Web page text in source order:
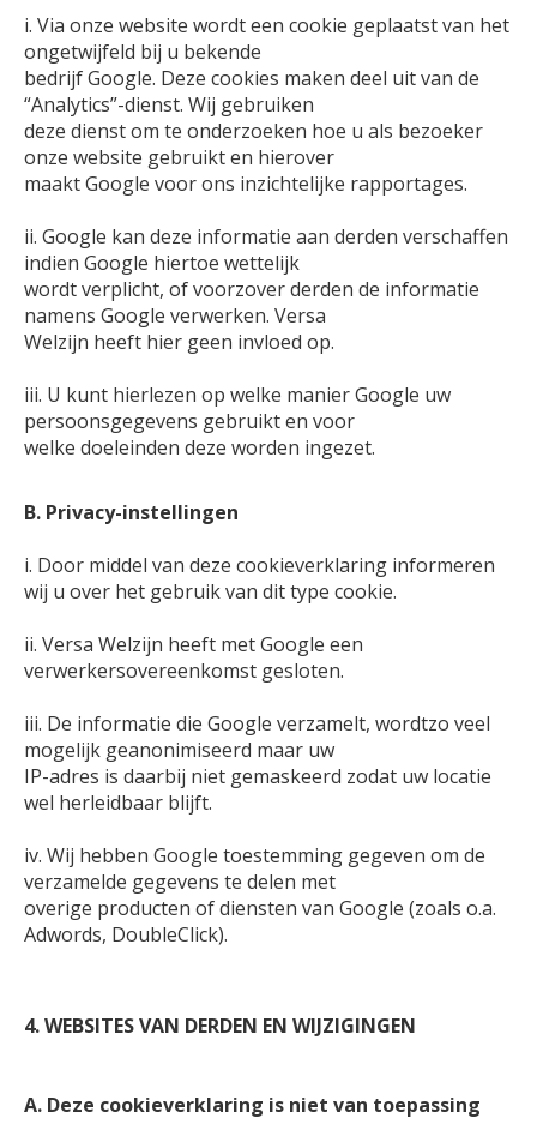
i. Via onze website wordt een cookie geplaatst van het
ongetwijfeld bij u bekende
bedrijf Google. Deze cookies maken deel uit van de
“Analytics”-dienst. Wij gebruiken
deze dienst om te onderzoeken hoe u als bezoeker
onze website gebruikt en hierover
maakt Google voor ons inzichtelijke rapportages.
ii. Google kan deze informatie aan derden verschaffen
indien Google hiertoe wettelijk
wordt verplicht, of voorzover derden de informatie
namens Google verwerken. Versa
Welzijn heeft hier geen invloed op.
iii. U kunt hierlezen op welke manier Google uw
persoonsgegevens gebruikt en voor
welke doeleinden deze worden ingezet.
B. Privacy-instellingen
i. Door middel van deze cookieverklaring informeren
wij u over het gebruik van dit type cookie.
ii. Versa Welzijn heeft met Google een
verwerkersovereenkomst gesloten.
iii. De informatie die Google verzamelt, wordtzo veel
mogelijk geanonimiseerd maar uw
IP-adres is daarbij niet gemaskeerd zodat uw locatie
wel herleidbaar blijft.
iv. Wij hebben Google toestemming gegeven om de
verzamelde gegevens te delen met
overige producten of diensten van Google (zoals o.a.
Adwords, DoubleClick).
4. WEBSITES VAN DERDEN EN WIJZIGINGEN
A. Deze cookieverklaring is niet van toepassing